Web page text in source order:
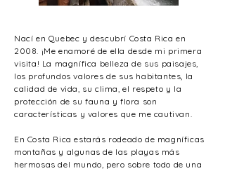
Nací en Quebec y descubrí Costa Rica en
2008. ¡Me enamoré de ella desde mi primera
visita! La magnífica belleza de sus paisajes,
los profundos valores de sus habitantes, la
calidad de vida, su clima, el respeto y la
protección de su fauna y flora son
características y valores que me cautivan.
En Costa Rica estarás rodeado de magníficas
montañas y algunas de las playas más
hermosas del mundo, pero sobre todo de una